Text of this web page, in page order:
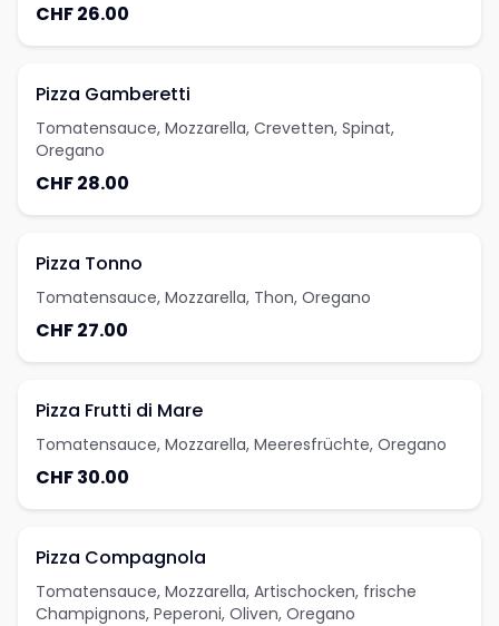
CHF 26.00
Pizza Gamberetti
Tomatensauce, Mozzarella, Crevetten, Spinat,
Oregano
CHF 28.00
Pizza Tonno
Tomatensauce, Mozzarella, Thon, Oregano
CHF 27.00
Pizza Frutti di Mare
Tomatensauce, Mozzarella, Meeresfrüchte, Oregano
CHF 30.00
Pizza Compagnola
Tomatensauce, Mozzarella, Artischocken, frische
Champignons, Peperoni, Oliven, Oregano